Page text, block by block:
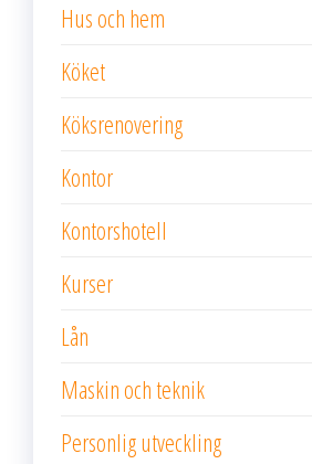
Hus och hem
Köket
Köksrenovering
Kontor
Kontorshotell
Kurser
Lån
Maskin och teknik
Personlig utveckling